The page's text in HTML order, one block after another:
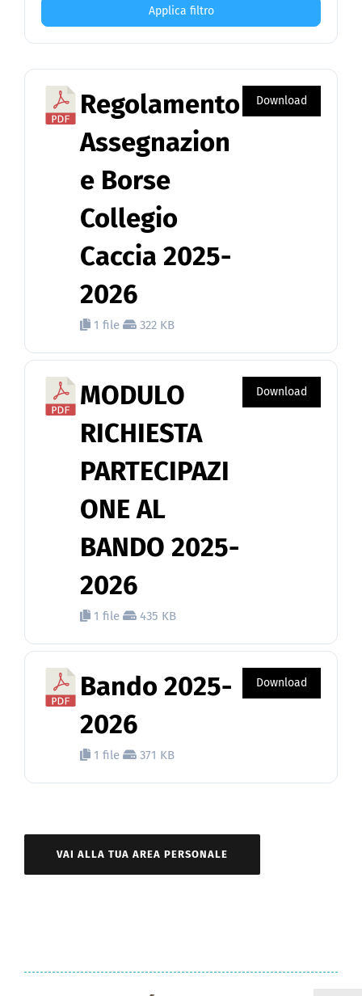
Applica filtro
Regolamento
Assegnazion
e Borse
Collegio
Caccia 2025-
2026
1 file 322 KB
Download
MODULO
RICHIESTA
PARTECIPAZI
ONE AL
BANDO 2025-
2026
1 file 435 KB
Download
Bando 2025-
2026
1 file 371 KB
Download
VAI ALLA TUA AREA PERSONALE